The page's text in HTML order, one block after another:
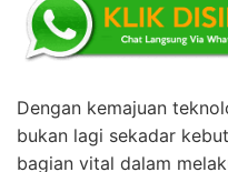
Dengan kemajuan
bukan lagi sekadar
bagian vital dalam